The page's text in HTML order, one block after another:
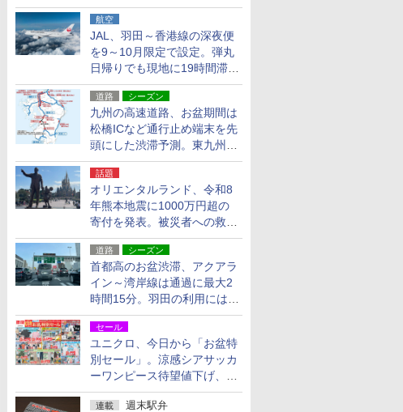
貨24種
航空
JAL、羽田～香港線の深夜便
を9～10月限定で設定。弾丸
日帰りでも現地に19時間滞在
できる
道路 シーズン
九州の高速道路、お盆期間は
松橋ICなど通行止め端末を先
頭にした渋滞予測。東九州道
への迂回は料金調整を実施
話題
オリエンタルランド、令和8
年熊本地震に1000万円超の
寄付を発表。被災者への救援
活動・復旧支援
道路 シーズン
首都高のお盆渋滞、アクアラ
イン～湾岸線は通過に最大2
時間15分。羽田の利用には
「空港西出口」の利用検討を
セール
ユニクロ、今日から「お盆特
別セール」。涼感シアサッカ
ーワンピース待望値下げ、撥
水ギアショーツは1990円に
連載 週末駅弁